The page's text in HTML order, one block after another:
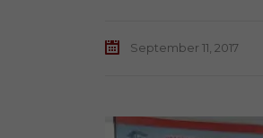
September 11, 2017